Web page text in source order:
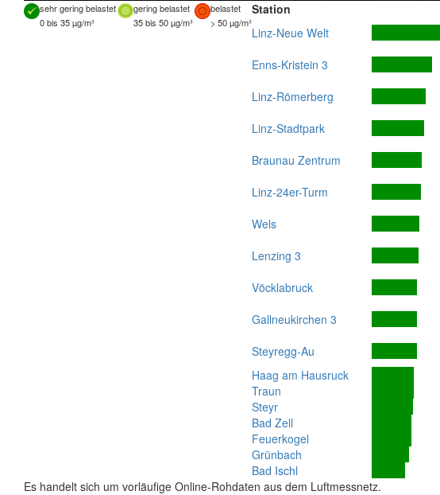
sehr gering belastet gering belastet
belastet
0 bis 35 µg/m³
35 bis 50 µg/m³ > 50 µg/m³
Station
Linz-Neue Welt
Enns-Kristein 3
Linz-Römerberg
Linz-Stadtpark
Braunau Zentrum
Linz-24er-Turm
Wels
Lenzing 3
Vöcklabruck
Gallneukirchen 3
Steyregg-Au
Haag am Hausruck
Traun
Steyr
Bad Zell
Feuerkogel
Grünbach
Bad Ischl
Es handelt sich um vorläufige Online-Rohdaten aus dem Luftmessnetz.